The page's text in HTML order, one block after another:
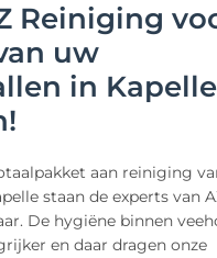
Reiniging
uw
in
aan reiniging
staan de experts van
De hygiëne binnen
en daar dragen onze